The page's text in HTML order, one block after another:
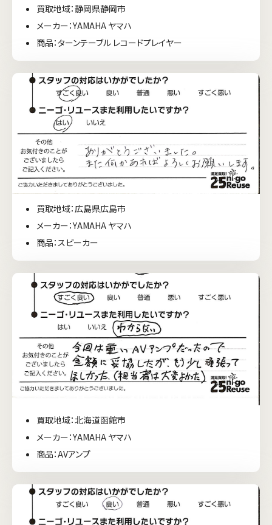
買取地域：静岡県静岡市
メーカー：YAMAHA ヤマハ
商品：ターンテーブル レコードプレイヤー
買取地域：広島県広島市
メーカー：YAMAHA ヤマハ
商品：スピーカー
買取地域：北海道函館市
メーカー：YAMAHA ヤマハ
商品：AVアンプ